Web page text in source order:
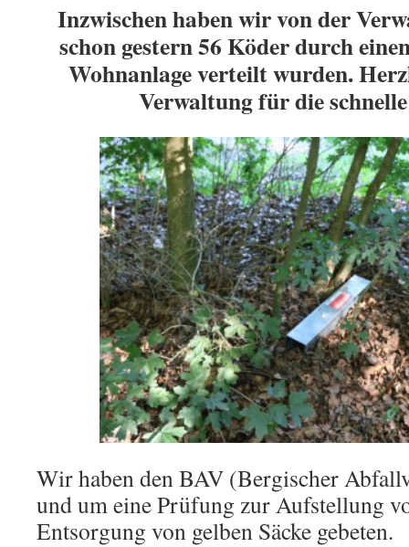
Inzwischen haben wir von der
schon gestern 56 Köder durch
Wohnanlage verteilt wurden.
Verwaltung für die
Wir haben den BAV (Bergischer
und um eine Prüfung zur Aufstellung
Entsorgung von gelben Säcke gebeten.